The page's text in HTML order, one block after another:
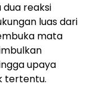
reaksi
luas dari
mata
upaya
tertentu.